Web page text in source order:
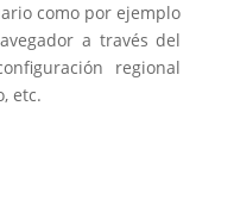
como por ejemplo
a través del
regional
etc.